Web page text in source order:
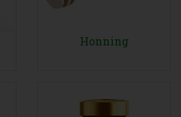
Honning